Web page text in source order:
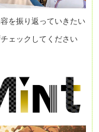
を振り返っていきたい
ェックしてください